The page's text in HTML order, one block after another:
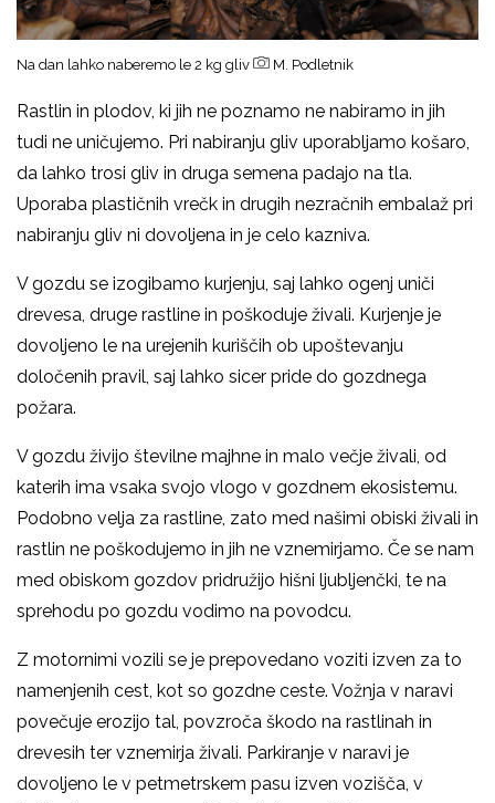
Na dan lahko naberemo le 2 kg gliv M. Podletnik
Rastlin in plodov, ki jih ne poznamo ne nabiramo in jih
tudi ne uničujemo. Pri nabiranju gliv uporabljamo košaro,
da lahko trosi gliv in druga semena padajo na tla.
Uporaba plastičnih vrečk in drugih nezračnih embalaž pri
nabiranju gliv ni dovoljena in je celo kazniva.
V gozdu se izogibamo kurjenju, saj lahko ogenj uniči
drevesa, druge rastline in poškoduje živali. Kurjenje je
dovoljeno le na urejenih kuriščih ob upoštevanju
določenih pravil, saj lahko sicer pride do gozdnega
požara.
V gozdu živijo številne majhne in malo večje živali, od
katerih ima vsaka svojo vlogo v gozdnem ekosistemu.
Podobno velja za rastline, zato med našimi obiski živali in
rastlin ne poškodujemo in jih ne vznemirjamo. Če se nam
med obiskom gozdov pridružijo hišni ljubljenčki, te na
sprehodu po gozdu vodimo na povodcu.
Z motornimi vozili se je prepovedano voziti izven za to
namenjenih cest, kot so gozdne ceste. Vožnja v naravi
povečuje erozijo tal, povzroča škodo na rastlinah in
drevesih ter vznemirja živali. Parkiranje v naravi je
dovoljeno le v petmetrskem pasu izven vozišča, v